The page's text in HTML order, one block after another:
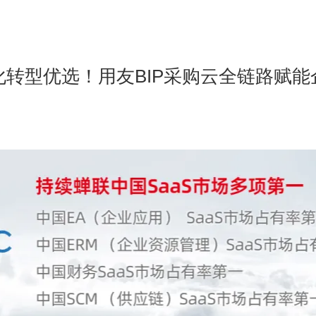
转型优选！用友BIP采购云全链路赋能